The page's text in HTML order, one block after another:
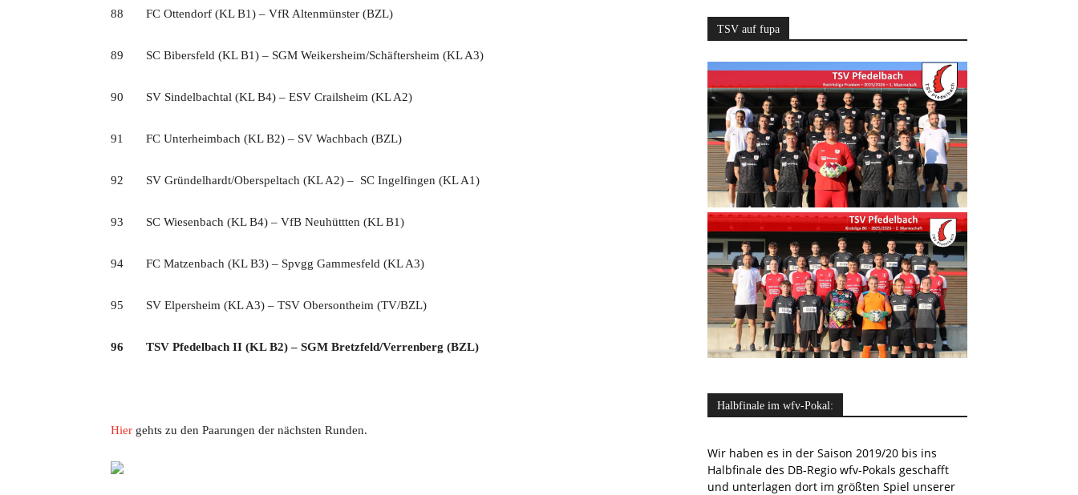
88 FC Ottendorf (KL B1) – VfR Altenmünster (BZL)
89 SC Bibersfeld (KL B1) – SGM Weikersheim/Schäftersheim (KL A3)
90 SV Sindelbachtal (KL B4) – ESV Crailsheim (KL A2)
91 FC Unterheimbach (KL B2) – SV Wachbach (BZL)
92 SV Gründelhardt/Oberspeltach (KL A2) – SC Ingelfingen (KL A1)
93 SC Wiesenbach (KL B4) – VfB Neuhüttten (KL B1)
94 FC Matzenbach (KL B3) – Spvgg Gammesfeld (KL A3)
95 SV Elpersheim (KL A3) – TSV Obersontheim (TV/BZL)
96 TSV Pfedelbach II (KL B2) – SGM Bretzfeld/Verrenberg (BZL)
Hier gehts zu den Paarungen der nächsten Runden.
TSV auf fupa
Halbfinale im wfv-Pokal:
Wir haben es in der Saison 2019/20 bis ins
Halbfinale des DB-Regio wfv-Pokals geschafft
und unterlagen dort im größten Spiel unserer